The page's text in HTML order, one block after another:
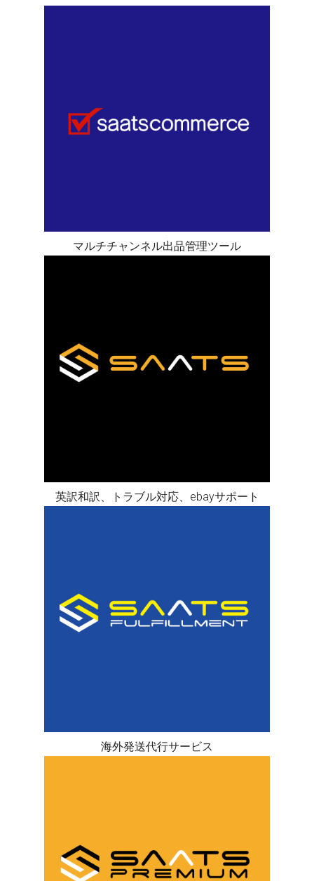
マルチチャンネル出品管理ツール
英訳和訳、トラブル対応、ebayサポート
海外発送代行サービス